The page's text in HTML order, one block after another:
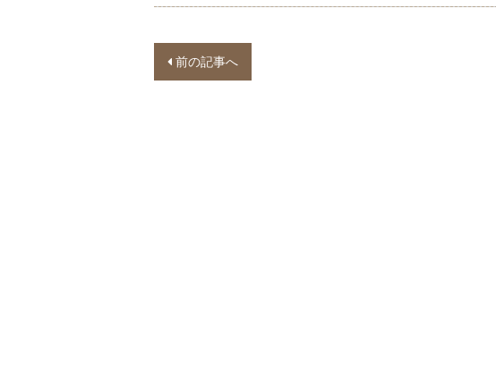
P
o
前の記事へ